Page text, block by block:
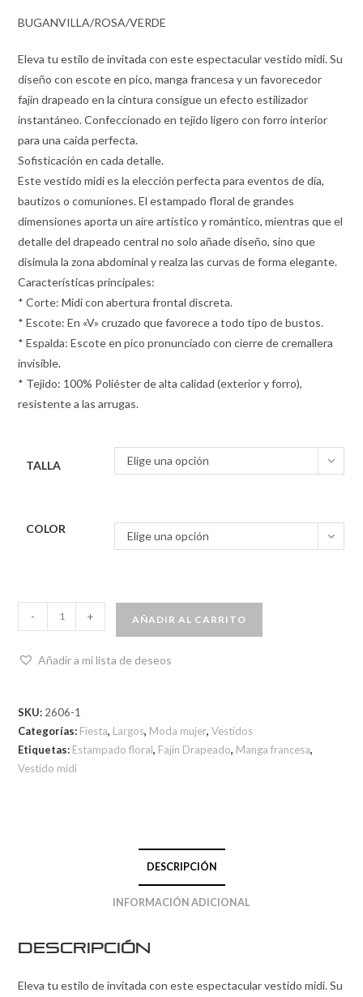
BUGANVILLA/ROSA/VERDE
Eleva tu estilo de invitada con este espectacular vestido midi. Su
diseño con escote en pico, manga francesa y un favorecedor
fajín drapeado en la cintura consigue un efecto estilizador
instantáneo. Confeccionado en tejido ligero con forro interior
para una caída perfecta.
Sofisticación en cada detalle.
Este vestido midi es la elección perfecta para eventos de día,
bautizos o comuniones. El estampado floral de grandes
dimensiones aporta un aire artístico y romántico, mientras que el
detalle del drapeado central no solo añade diseño, sino que
disimula la zona abdominal y realza las curvas de forma elegante.
Características principales:
* Corte: Midi con abertura frontal discreta.
* Escote: En «V» cruzado que favorece a todo tipo de bustos.
* Espalda: Escote en pico pronunciado con cierre de cremallera
invisible.
* Tejido: 100% Poliéster de alta calidad (exterior y forro),
resistente a las arrugas.
TALLA Elige una opción
COLOR
Elige una opción
- + AÑADIR AL CARRITO
Añadir a mi lista de deseos
SKU: 2606-1
Categorías: Fiesta, Largos, Moda mujer,Vestidos
Etiquetas: Estampado floral, Fajín Drapeado, Manga francesa,
Vestido midi
DESCRIPCIÓN
INFORMACIÓN ADICIONAL
Descripción
Eleva tu estilo de invitada con este espectacular vestido midi. Su